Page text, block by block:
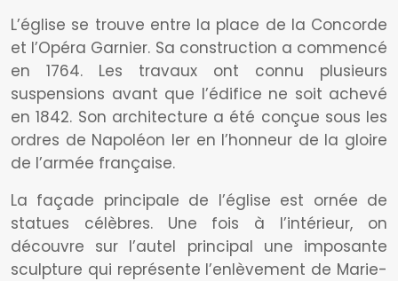
L’église se trouve entre la place de la Concorde
et l’Opéra Garnier. Sa construction a commencé
en 1764. Les travaux ont connu plusieurs
suspensions avant que l’édifice ne soit achevé
en 1842. Son architecture a été conçue sous les
ordres de Napoléon Ier en l’honneur de la gloire
de l’armée française.
La façade principale de l’église est ornée de
statues célèbres. Une fois à l’intérieur, on
découvre sur l’autel principal une imposante
sculpture qui représente l’enlèvement de Marie-